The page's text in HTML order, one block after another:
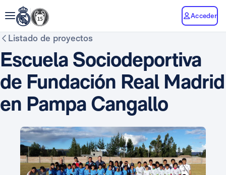
Acceder
Listado de proyectos
Escuela Sociodeportiva
de Fundación Real Madrid
en Pampa Cangallo